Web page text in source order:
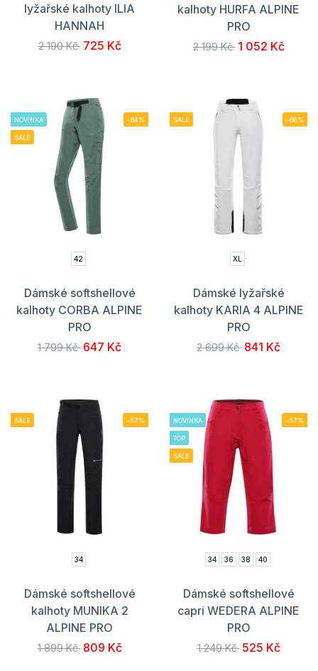
lyžařské kalhoty ILIA
HANNAH
2 190 Kč 725 Kč
kalhoty HURFA ALPINE
PRO
2 199 Kč 1 052 Kč
NOVINKA
SALE
-64%
42
Dámské softshellové
kalhoty CORBA ALPINE
PRO
1 799 Kč 647 Kč
SALE -68%
XL
Dámské lyžařské
kalhoty KARIA 4 ALPINE
PRO
2 699 Kč 841 Kč
SALE -57%
34
Dámské softshellové
kalhoty MUNIKA 2
ALPINE PRO
1 899 Kč 809 Kč
NOVINKA
TOP
SALE
-57%
34 36 38 40
Dámské softshellové
capri WEDERA ALPINE
PRO
1 249 Kč 525 Kč